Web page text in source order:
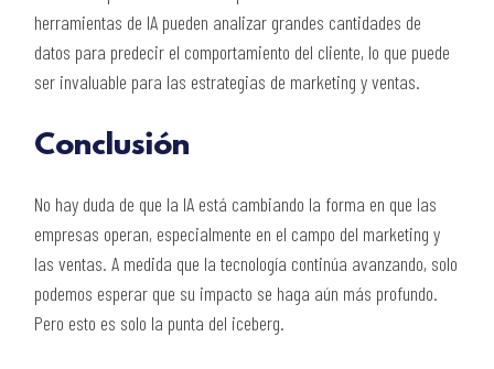
herramientas de IA pueden analizar grandes cantidades de
datos para predecir el comportamiento del cliente, lo que puede
ser invaluable para las estrategias de marketing y ventas.
Conclusión
No hay duda de que la IA está cambiando la forma en que las
empresas operan, especialmente en el campo del marketing y
las ventas. A medida que la tecnología continúa avanzando, solo
podemos esperar que su impacto se haga aún más profundo.
Pero esto es solo la punta del iceberg.